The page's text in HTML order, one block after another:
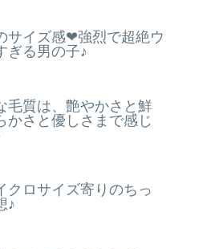
サイズ感❤強烈で超絶ウ
ぎる男の子♪
毛質は、艶やかさと鮮
かさと優しさまで感じ
クロサイズ寄りのちっ
♪